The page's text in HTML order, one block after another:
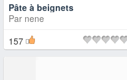
Pâte à beignets
Par nene
157